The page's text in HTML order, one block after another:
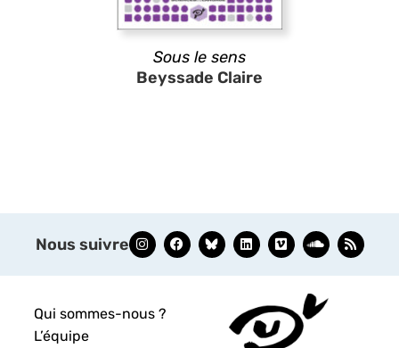
Sous le sens
Beyssade Claire
Nous suivre
Qui sommes-nous ?
L’équipe